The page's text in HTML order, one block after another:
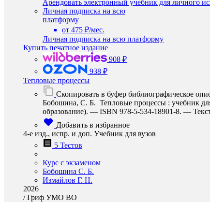
Арендовать электронный учебник для личного
Личная подписка на всю
платформу
от 475 ₽/мес.
Личная подписка на всю платформу
Купить печатное издание
908 ₽
938 ₽
Тепловые процессы
Скопировать в буфер библиографическое
Бобошина, С. Б. Тепловые процессы : учебник
образование). — ISBN 978-5-534-18901-8. —
Добавить в избранное
4-е изд., испр. и доп. Учебник для вузов
5 Тестов
Курс с экзаменом
Бобошина С. Б.
Измайлов Г. Н.
2026
/Гриф УМО ВО